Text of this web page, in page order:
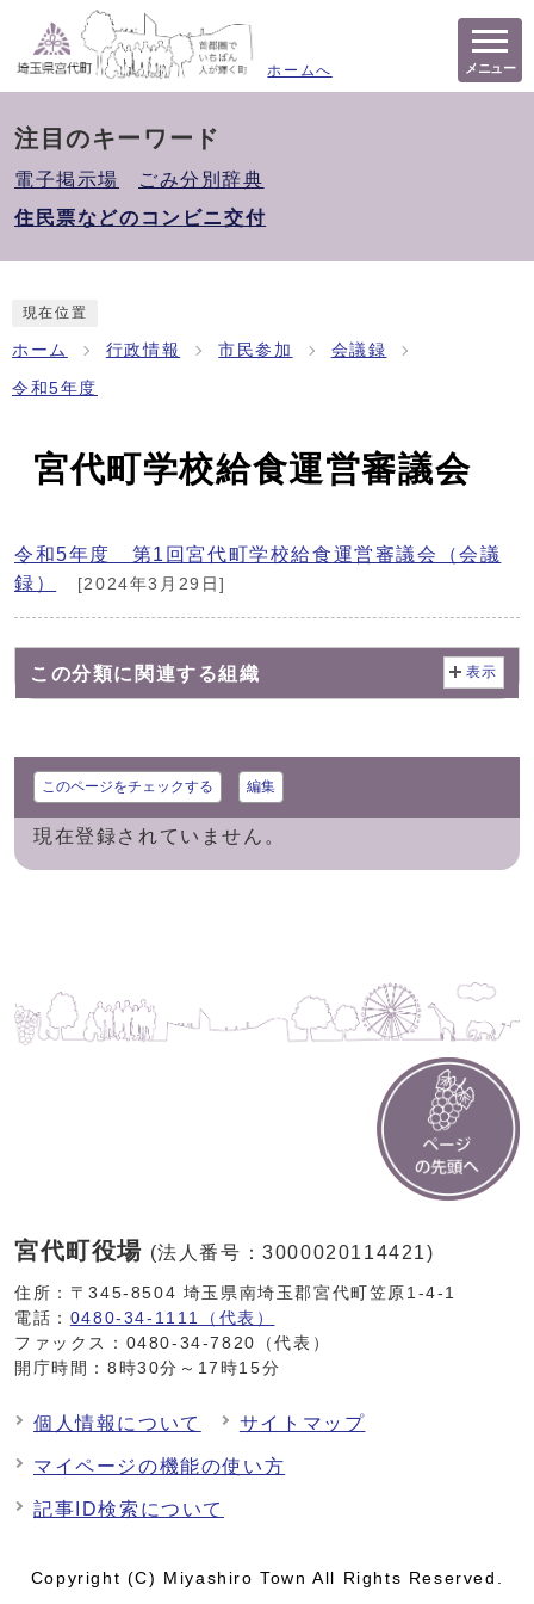
ホームへ メニュー
注目のキーワード
電子掲示場
ごみ分別辞典
住民票などのコンビニ交付
現在位置
ホーム 行政情報 市民参加 会議録
令和5年度
宮代町学校給食運営審議会
令和5年度 第1回宮代町学校給食運営審議会（会議
録）
[2024年3月29日]
この分類に関連する組織 表示
このページをチェックする 編集
現在登録されていません。
宮代町役場 (法人番号：3000020114421)
住所：〒345-8504 埼玉県南埼玉郡宮代町笠原1-4-1
電話： 0480-34-1111（代表）
ファックス：0480-34-7820（代表）
開庁時間：8時30分～17時15分
個人情報について サイトマップ
マイページの機能の使い方
記事ID検索について
Copyright (C) Miyashiro Town All Rights Reserved.